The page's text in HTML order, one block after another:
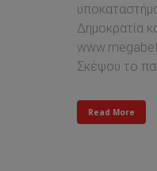
Δημοκρατία
Σκέψου το
Read More